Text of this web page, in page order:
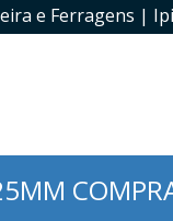
e Ferragens |